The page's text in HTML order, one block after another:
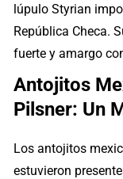
lúpulo Styrian
República Checa.
fuerte y amargo
Antojitos
Pilsner: Un
Los antojitos
estuvieron